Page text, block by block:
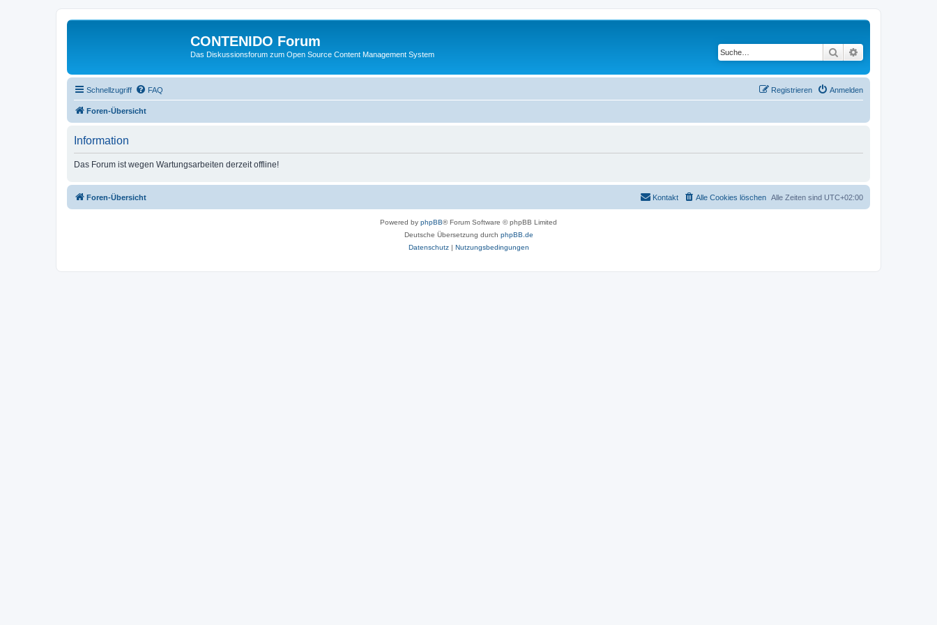
CONTENIDO Forum
Das Diskussionsforum zum Open Source Content Management System Suche
Schnellzugriff FAQ Anmelden
Registrieren
Foren-Übersicht
Information
Das Forum ist wegen Wartungsarbeiten derzeit offline!
Foren-Übersicht Alle Zeiten sind UTC+02:00
Alle Cookies löschen
Kontakt
Powered by phpBB® Forum Software © phpBB Limited
Deutsche Übersetzung durch phpBB.de
Datenschutz| Nutzungsbedingungen